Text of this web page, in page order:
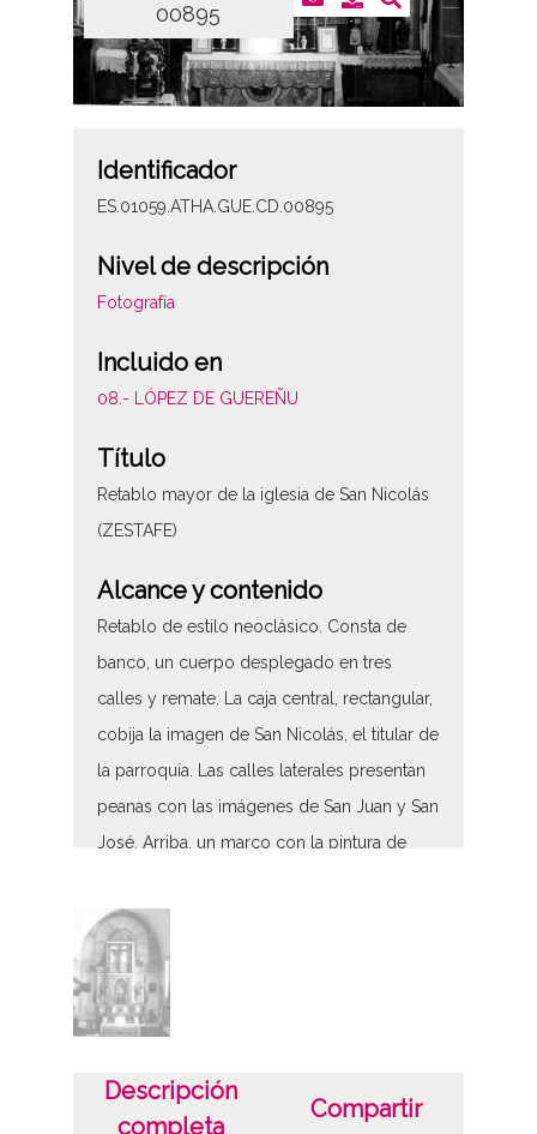
00895
Identificador
ES.01059.ATHA.GUE.CD.00895
Nivel de descripción
Fotografía
Incluido en
08.- LÓPEZ DE GUEREÑU
Título
Retablo mayor de la iglesia de San Nicolás
(ZESTAFE)
Alcance y contenido
Retablo de estilo neoclásico. Consta de
banco, un cuerpo desplegado en tres
calles y remate. La caja central, rectangular,
cobija la imagen de San Nicolás, el titular de
la parroquía. Las calles laterales presentan
peanas con las imágenes de San Juan y San
José. Arriba, un marco con la pintura de
Cristo
Retablo mayor de la iglesia de San Nicolás
Tipo de contenido
Características del soporte
Descripción
completa
Compartir